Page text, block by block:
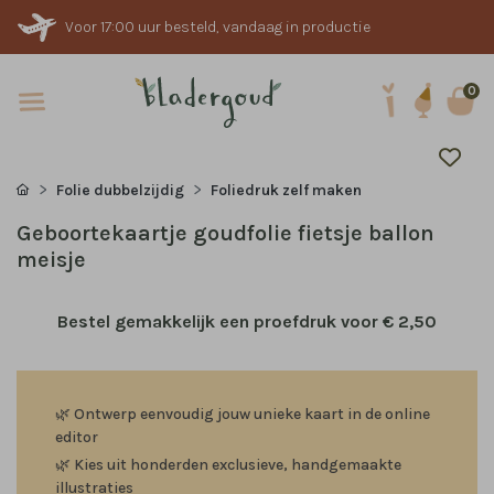
Voor 17:00 uur besteld, vandaag in productie
0
Folie dubbelzijdig Foliedruk zelf maken
Geboortekaartje goudfolie fietsje ballon
meisje
Bestel gemakkelijk een proefdruk voor € 2,50
🌿 Ontwerp eenvoudig jouw unieke kaart in de online
editor
🌿 Kies uit honderden exclusieve, handgemaakte
illustraties